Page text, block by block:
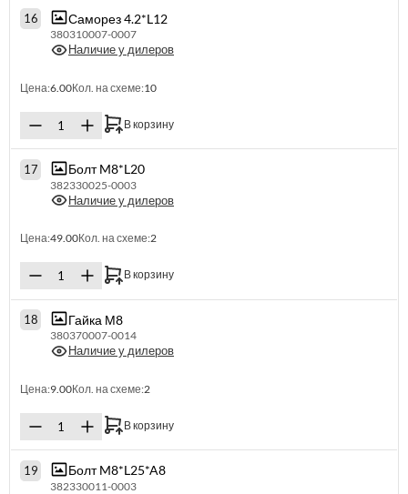
16 Саморез 4.2*L12
380310007-0007
Наличие у дилеров
Цена:6.00Кол. на схеме:10
В корзину
17 Болт M8*L20
382330025-0003
Наличие у дилеров
Цена:49.00Кол. на схеме:2
В корзину
18 Гайка М8
380370007-0014
Наличие у дилеров
Цена:9.00Кол. на схеме:2
В корзину
19 Болт M8*L25*A8
382330011-0003